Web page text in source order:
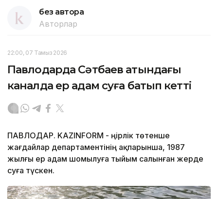
без автора
Авторлар
22:00, 07 Тамыз 2026
Павлодарда Сәтбаев атындағы
каналда ер адам суға батып кетті
ПАВЛОДАР. KAZINFORM - Өңірлік төтенше
жағдайлар департаментінің ақпарынша, 1987
жылғы ер адам шомылуға тыйым салынған жерде
суға түскен.